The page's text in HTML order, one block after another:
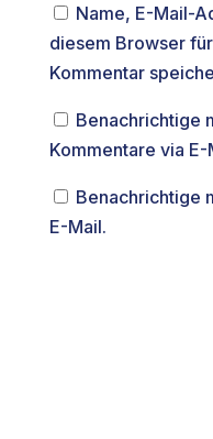
Name, E-Mail-
diesem Browser
Kommentar
Benachrichtige
Kommentare via E-
Benachrichtige
E-Mail.